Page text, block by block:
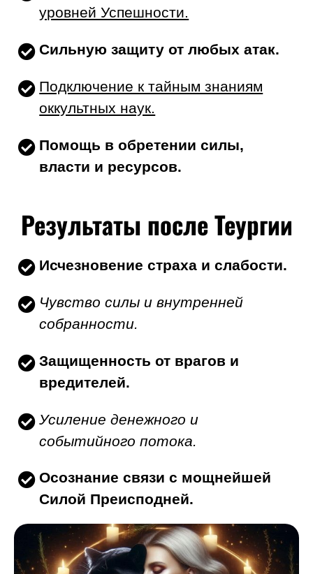
уровней Успешности.
Сильную защиту от любых атак.
Подключение к тайным знаниям
оккультных наук.
Помощь в обретении силы,
власти и ресурсов.
Результаты после Теургии
Исчезновение страха и слабости.
Чувство силы и внутренней
собранности.
Защищенность от врагов и
вредителей.
Усиление денежного и
событийного потока.
Осознание связи с мощнейшей
Силой Преисподней.